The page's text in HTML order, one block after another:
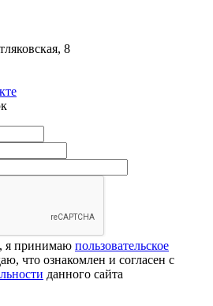
8
я принимаю пользовательское
что ознакомлен и согласен с
данного сайта